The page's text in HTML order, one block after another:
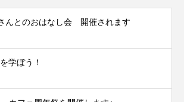
んとのおはなし会 開催されます
学ぼう！